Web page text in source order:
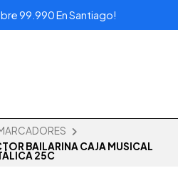
99.990 En Santiago!
BAILARINA CAJA MUSICAL
25C